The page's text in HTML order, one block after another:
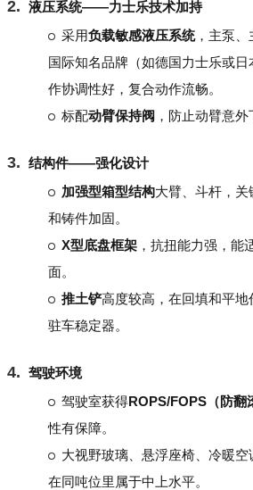
液压系统——力士乐技术加持
采用负载敏感液压系统，主泵、
国际知名品牌（如德国力士乐或
作协调性好，复合动作流畅。
标配动臂保持阀 ，防止动臂意外
结构件——强化设计
加强型箱型结构大臂、斗杆，
和铸件加固。
X型底盘框架 ，抗扭能力强，能
面。
推土铲高度较高，在回填和平
驻车稳定器。
驾驶环境
驾驶室获得ROPS/FOPS（防翻
性有保障。
大视野玻璃、悬浮座椅、冷暖空
在同吨位里属于中上水平。